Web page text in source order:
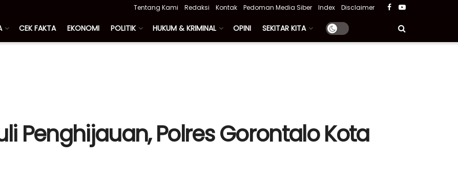
Tentang Kami Redaksi Kontak Pedoman Media Siber Index Disclaimer
CEK FAKTA EKONOMI POLITIK HUKUM & KRIMINAL OPINI SEKITAR KITA
Penghijauan, Polres Gorontalo Kota